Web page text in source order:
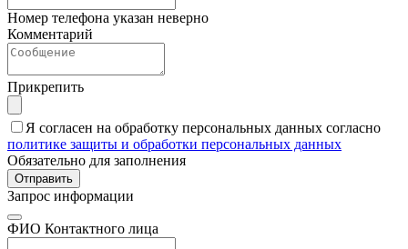
Номер телефона указан неверно
Комментарий
Прикрепить
Я согласен на обработку персональных данных согласно
политике защиты и обработки персональных данных
Обязательно для заполнения
Отправить
Запрос информации
ФИО Контактного лица